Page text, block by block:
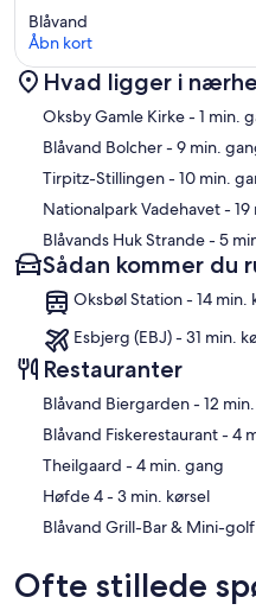
Blåvand
Åbn kort
Hvad ligger i
Oksby Gamle Kirke- 1 min.
Blåvand Bolcher- 9 min.
Tirpitz-Stillingen- 10 min.
Nationalpark Vadehavet- 19
Blåvands Huk Strande- 5
Sådan kommer du
Oksbøl Station - 14 min.
Esbjerg (EBJ) - 31 min.
Restauranter
‪Blåvand
‪Blåvand
‪Theilgaard - ‬4 min. gang
‪Høfde 4 - ‬3 min. kørsel
Ofte stillede